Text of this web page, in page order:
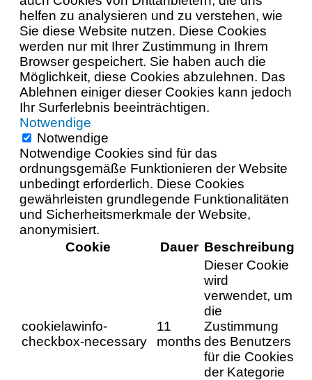
helfen zu analysieren und zu verstehen, wie
Sie diese Website nutzen. Diese Cookies
werden nur mit Ihrer Zustimmung in Ihrem
Browser gespeichert. Sie haben auch die
Möglichkeit, diese Cookies abzulehnen. Das
Ablehnen einiger dieser Cookies kann jedoch
Ihr Surferlebnis beeinträchtigen.
Notwendige
Notwendige
Notwendige Cookies sind für das
ordnungsgemäße Funktionieren der Website
unbedingt erforderlich. Diese Cookies
gewährleisten grundlegende Funktionalitäten
und Sicherheitsmerkmale der Website,
anonymisiert.
Cookie
Dauer Beschreibung
cookielawinfo-
checkbox-necessary
11
months
Dieser Cookie
wird
verwendet, um
die
Zustimmung
des Benutzers
für die Cookies
der Kategorie